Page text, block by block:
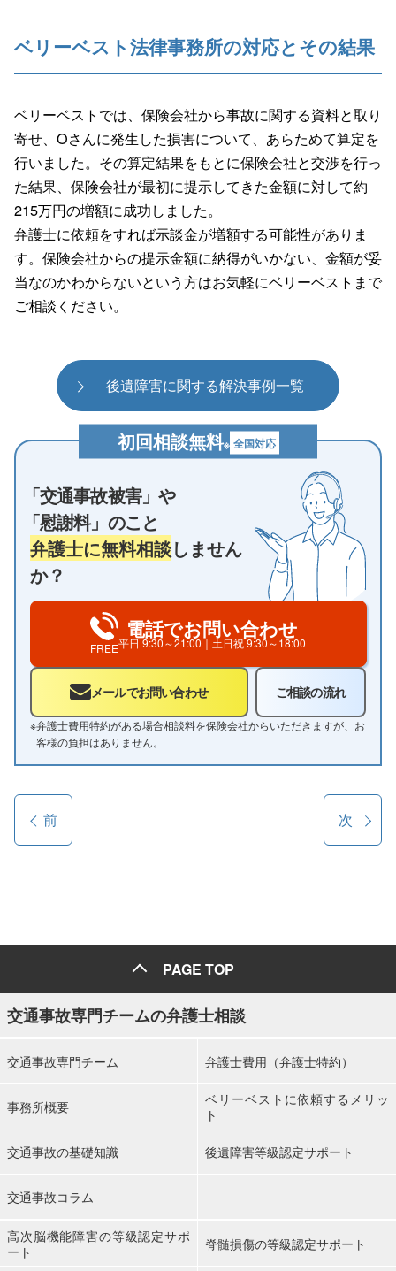
ベリーベスト法律事務所の対応とその結果
ベリーベストでは、保険会社から事故に関する資料と取り
寄せ、Oさんに発生した損害について、あらためて算定を
行いました。その算定結果をもとに保険会社と交渉を行っ
た結果、保険会社が最初に提示してきた金額に対して約
215万円の増額に成功しました。
弁護士に依頼をすれば示談金が増額する可能性がありま
す。保険会社からの提示金額に納得がいかない、金額が妥
当なのかわからないという方はお気軽にベリーベストまで
ご相談ください。
後遺障害に関する解決事例一覧
初回相談無料※ 全国対応
「交通事故被害」や
「慰謝料」のこと
弁護士に無料相談しません
か？
FREE
電話でお問い合わせ
平日9:30～21:00｜土日祝9:30～18:00
メールでお問い合わせ ご相談の流れ
※弁護士費用特約がある場合相談料を保険会社からいただきますが、お
客様の負担はありません。
前 次
PAGE TOP
交通事故専門チームの弁護士相談
交通事故専門チーム 弁護士費用（弁護士特約）
事務所概要
ベリーベストに依頼するメリッ
ト
交通事故の基礎知識 後遺障害等級認定サポート
交通事故コラム
高次脳機能障害の等級認定サポ
ート
脊髄損傷の等級認定サポート